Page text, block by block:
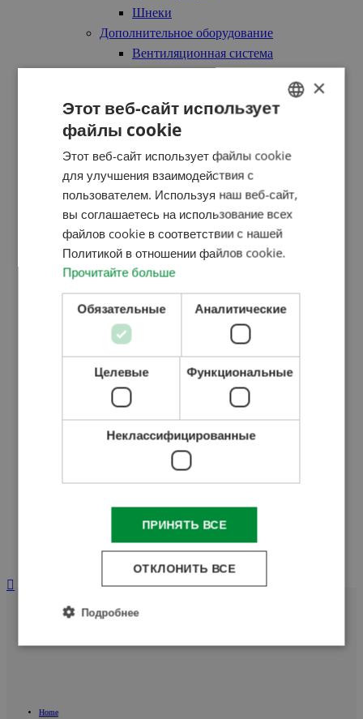
Шнеки
Дополнительное оборудование
Вентиляционная система
Лестницы и подиумы
Трубы и хомуты для труб
Роторная подача
Y-образный переходник
Холодильный агрегат
Системы измерения температуры
Оборудование для протравки семян
Технология
АTEX взрывозащита
Семяочистительные машины
Особенности технологии сушилок
Управление, программное обеспечение
управления
Наши отзывы в Венгрии
Наши отзывы в Румынии
Контакты
Home
ENGLISH
CROATIAN
RUSSIAN
×
Этот веб-сайт использует
файлы cookie
Этот веб-сайт использует файлы cookie
для улучшения взаимодействия с
пользователем. Используя наш веб-сайт,
вы соглашаетесь на использование всех
файлов cookie в соответствии с нашей
Политикой в ​​отношении файлов cookie.
Прочитайте больше
Обязательные Аналитические
Целевые Функциональные
Неклассифицированные
ПРИНЯТЬ ВСЕ
ОТКЛОНИТЬ ВСЕ
Подробнее